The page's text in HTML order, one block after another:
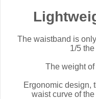
The waistband is
1/5
The weight
Ergonomic design,
waist curve of